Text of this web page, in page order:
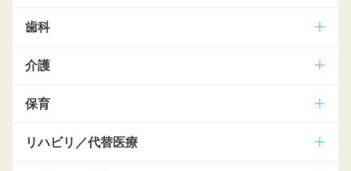
歯科
介護
保育
リハビリ／代替医療